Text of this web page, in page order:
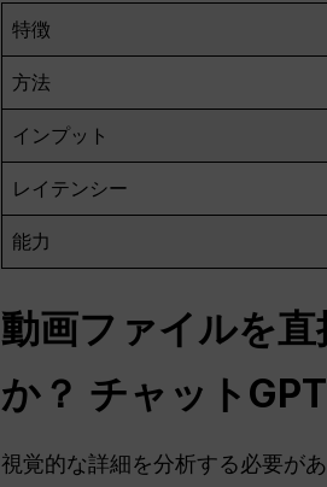
特徴
方法
インプット
レイテンシー
能力
動画ファイルを
か？ チャットGPT
視覚的な詳細を分析する必要が